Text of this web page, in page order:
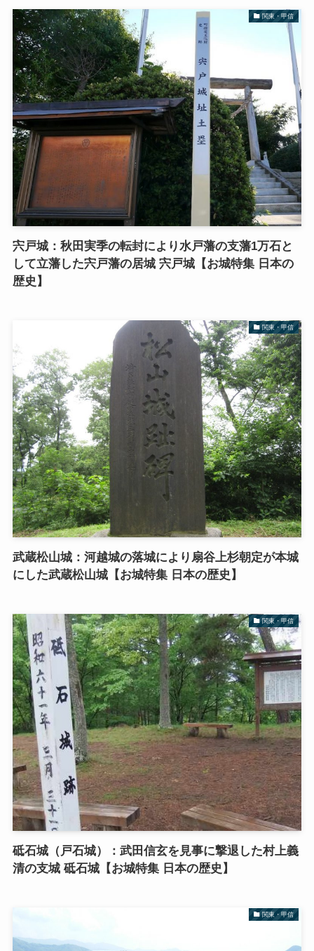
関東・甲信
宍戸城：秋田実季の転封により水戸藩の支藩1万石と
して立藩した宍戸藩の居城 宍戸城【お城特集 日本の
歴史】
関東・甲信
武蔵松山城：河越城の落城により扇谷上杉朝定が本城
にした武蔵松山城【お城特集 日本の歴史】
関東・甲信
砥石城（戸石城）：武田信玄を見事に撃退した村上義
清の支城 砥石城【お城特集 日本の歴史】
関東・甲信